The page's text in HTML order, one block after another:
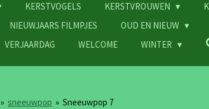
KERSTVOGELS KERSTVROUWEN
NIEUWJAARS FILMPJES OUD EN NIEUW
VERJAARDAG WELCOME WINTER
» sneeuwpop » Sneeuwpop 7